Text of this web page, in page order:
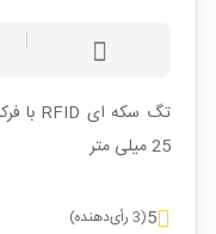
25 میلی متر
5(3 رأی‌دهنده)